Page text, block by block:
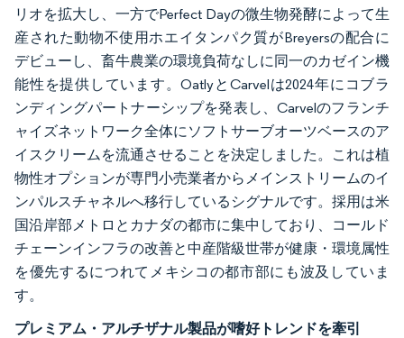
リオを拡大し、一方でPerfect Dayの微生物発酵によって生
産された動物不使用ホエイタンパク質がBreyersの配合に
デビューし、畜牛農業の環境負荷なしに同一のカゼイン機
能性を提供しています。OatlyとCarvelは2024年にコブラ
ンディングパートナーシップを発表し、Carvelのフランチ
ャイズネットワーク全体にソフトサーブオーツベースのア
イスクリームを流通させることを決定しました。これは植
物性オプションが専門小売業者からメインストリームのイ
ンパルスチャネルへ移行しているシグナルです。採用は米
国沿岸部メトロとカナダの都市に集中しており、コールド
チェーンインフラの改善と中産階級世帯が健康・環境属性
を優先するにつれてメキシコの都市部にも波及していま
す。
プレミアム・アルチザナル製品が嗜好トレンドを牽引